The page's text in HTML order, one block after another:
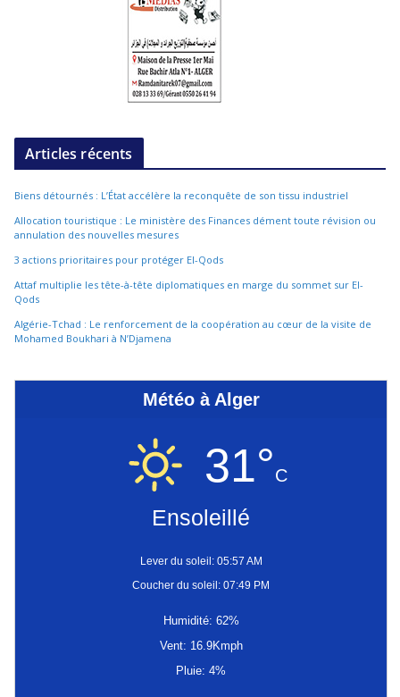
Articles récents
Biens détournés : L’État accélère la reconquête de son tissu industriel
Allocation touristique : Le ministère des Finances dément toute révision ou
annulation des nouvelles mesures
3 actions prioritaires pour protéger El-Qods
Attaf multiplie les tête-à-tête diplomatiques en marge du sommet sur El-
Qods
Algérie-Tchad : Le renforcement de la coopération au cœur de la visite de
Mohamed Boukhari à N’Djamena
Météo à Alger
31°C
Ensoleillé
Lever du soleil: 05:57 AM
Coucher du soleil: 07:49 PM
Humidité: 62%
Vent: 16.9Kmph
Pluie: 4%